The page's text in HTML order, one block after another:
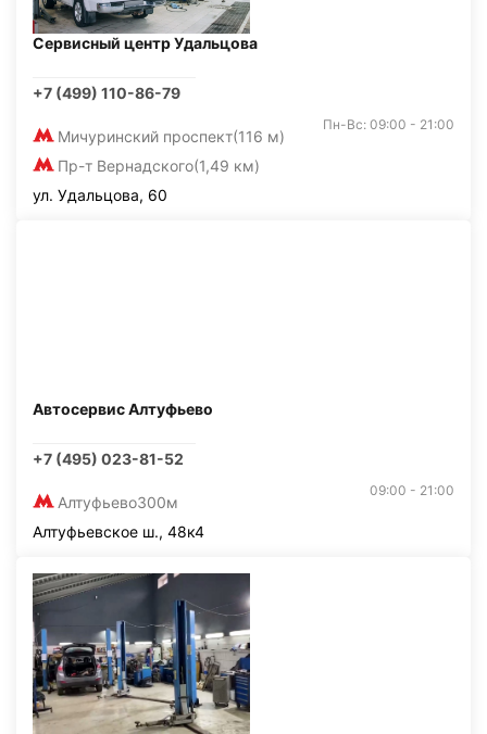
Сервисный центр Удальцова
+7 (499) 110-86-79
Мичуринский проспект(116 м)
Пр-т Вернадского(1,49 км)
Пн-Вс: 09:00 - 21:00
ул. Удальцова, 60
Автосервис Алтуфьево
+7 (495) 023-81-52
Алтуфьево300м
09:00 - 21:00
Алтуфьевское ш., 48к4